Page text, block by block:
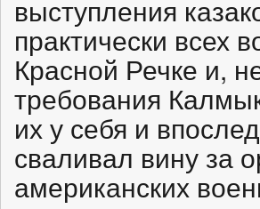
выступления
практически всех
Красной Речке и,
требования
их у себя и
сваливал вину за
американских